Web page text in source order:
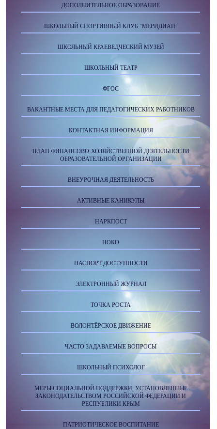
ДОПОЛНИТЕЛЬНОЕ ОБРАЗОВАНИЕ
ШКОЛЬНЫЙ СПОРТИВНЫЙ КЛУБ "МЕРИДИАН"
ШКОЛЬНЫЙ КРАЕВЕДЧЕСКИЙ МУЗЕЙ
ШКОЛЬНЫЙ ТЕАТР
ФГОС
ВАКАНТНЫЕ МЕСТА ДЛЯ ПЕДАГОГИЧЕСКИХ РАБОТНИКОВ
КОНТАКТНАЯ ИНФОРМАЦИЯ
ПЛАН ФИНАНСОВО-ХОЗЯЙСТВЕННОЙ ДЕЯТЕЛЬНОСТИ
ОБРАЗОВАТЕЛЬНОЙ ОРГАНИЗАЦИИ
ВНЕУРОЧНАЯ ДЕЯТЕЛЬНОСТЬ
АКТИВНЫЕ КАНИКУЛЫ
НАРКПОСТ
НОКО
ПАСПОРТ ДОСТУПНОСТИ
ЭЛЕКТРОННЫЙ ЖУРНАЛ
ТОЧКА РОСТА
ВОЛОНТЁРСКОЕ ДВИЖЕНИЕ
ЧАСТО ЗАДАВАЕМЫЕ ВОПРОСЫ
ШКОЛЬНЫЙ ПСИХОЛОГ
МЕРЫ СОЦИАЛЬНОЙ ПОДДЕРЖКИ, УСТАНОВЛЕННЫЕ
ЗАКОНОДАТЕЛЬСТВОМ РОССИЙСКОЙ ФЕДЕРАЦИИ И
РЕСПУБЛИКИ КРЫМ
ПАТРИОТИЧЕСКОЕ ВОСПИТАНИЕ